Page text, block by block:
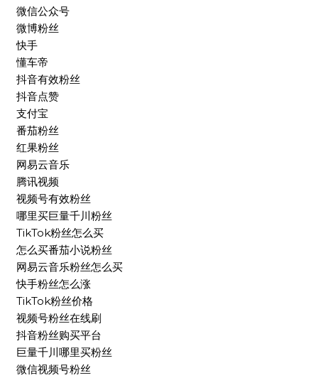
微信公众号
微博粉丝
快手
懂车帝
抖音有效粉丝
抖音点赞
支付宝
番茄粉丝
红果粉丝
网易云音乐
腾讯视频
视频号有效粉丝
哪里买巨量千川粉丝
TikTok粉丝怎么买
怎么买番茄小说粉丝
网易云音乐粉丝怎么买
快手粉丝怎么涨
TikTok粉丝价格
视频号粉丝在线刷
抖音粉丝购买平台
巨量千川哪里买粉丝
微信视频号粉丝